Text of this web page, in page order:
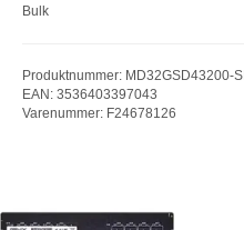
Bulk
Produktnummer: MD32GSD43200-SI
EAN: 3536403397043
Varenummer: F24678126